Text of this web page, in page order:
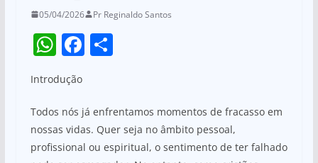
05/04/2026 Pr Reginaldo Santos
W
h
at
s
A
F
e
b
S
e
Introdução
Todos nós já enfrentamos momentos de fracasso em
nossas vidas. Quer seja no âmbito pessoal,
profissional ou espiritual, o sentimento de ter falhado